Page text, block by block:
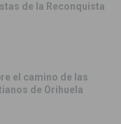
de la Reconquista
el camino de las
de Orihuela